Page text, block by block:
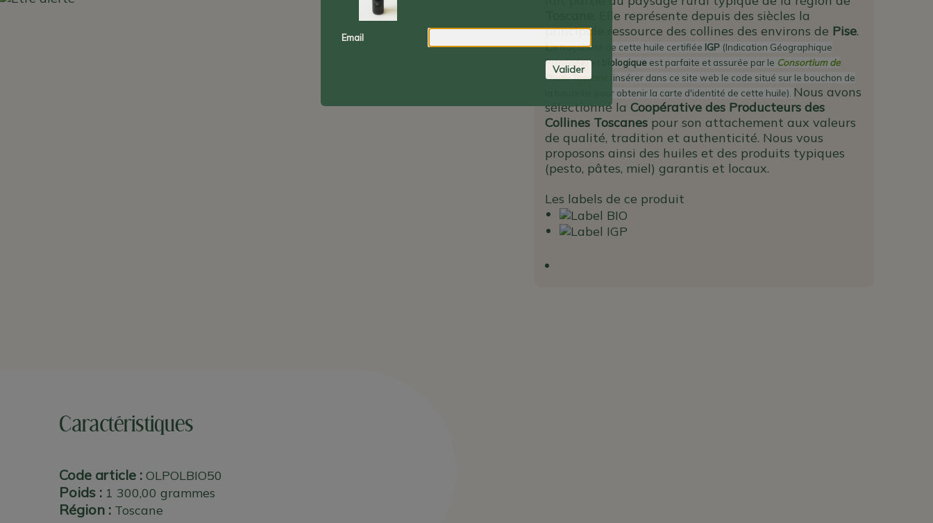
. Elle représente depuis des siècles la
principale ressource des collines des environs de Pise.
La traçabilité de cette huile certifiée IGP(Indication Géographique
Protégée) et
biologique est parfaite et assurée par le Consortium de
l'huile Toscane
(insérer dans ce site web le code situé sur le bouchon de
la bouteille pour obtenir la carte d'identité de cette huile). Nous avons
sélectionné la Coopérative des Producteurs des
Collines Toscanespour son attachement aux valeurs
de qualité, tradition et authenticité. Nous vous
proposons ainsi des huiles et des produits typiques
(pesto, pâtes, miel) garantis et locaux.
Les labels de ce produit
Caractéristiques
Code article : OLPOLBIO50
Poids : 1 300,00 grammes
Région : Toscane
Email
Valider